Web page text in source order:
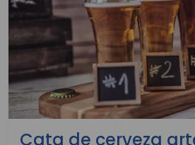
Cata de cerveza